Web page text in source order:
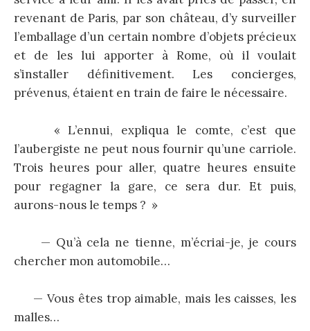
revenant de Paris, par son château, d’y surveiller
l’emballage d’un certain nombre d’objets précieux
et de les lui apporter à Rome, où il voulait
s’installer définitivement. Les concierges,
prévenus, étaient en train de faire le nécessaire.
« L’ennui, expliqua le comte, c’est que
l’aubergiste ne peut nous fournir qu’une carriole.
Trois heures pour aller, quatre heures ensuite
pour regagner la gare, ce sera dur. Et puis,
aurons-nous le temps ? »
— Qu’à cela ne tienne, m’écriai-je, je cours
chercher mon automobile…
— Vous êtes trop aimable, mais les caisses, les
malles…